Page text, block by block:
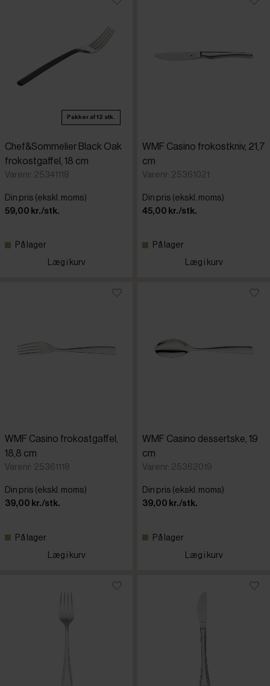
Pakker af 12 stk.
Chef&Sommelier Black Oak
frokostgaffel, 18 cm
Varenr: 25341118
Din pris (ekskl. moms)
59,00 kr./stk.
På lager
Læg i kurv
WMF Casino frokostkniv, 21,7
cm
Varenr: 25361021
Din pris (ekskl. moms)
45,00 kr./stk.
På lager
Læg i kurv
WMF Casino frokostgaffel,
18,8 cm
Varenr: 25361118
Din pris (ekskl. moms)
39,00 kr./stk.
På lager
Læg i kurv
WMF Casino dessertske, 19
cm
Varenr: 25362019
Din pris (ekskl. moms)
39,00 kr./stk.
På lager
Læg i kurv